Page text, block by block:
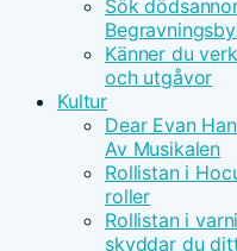
Sök
Känner du
och utgåvor
Kultur
Dear Evan
Av Musikalen
Rollistan i
roller
Rollistan i
skyddar du